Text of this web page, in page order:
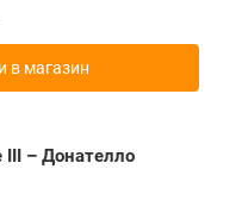
в магазин
III – Донателло